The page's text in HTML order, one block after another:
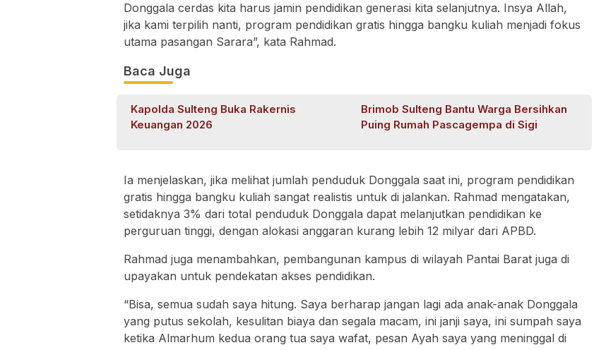
Donggala cerdas kita harus jamin pendidikan generasi kita selanjutnya. Insya Allah,
jika kami terpilih nanti, program pendidikan gratis hingga bangku kuliah menjadi fokus
utama pasangan Sarara”, kata Rahmad.
Baca Juga
Kapolda Sulteng Buka Rakernis
Keuangan 2026
Brimob Sulteng Bantu Warga Bersihkan
Puing Rumah Pascagempa di Sigi
Ia menjelaskan, jika melihat jumlah penduduk Donggala saat ini, program pendidikan
gratis hingga bangku kuliah sangat realistis untuk di jalankan. Rahmad mengatakan,
setidaknya 3% dari total penduduk Donggala dapat melanjutkan pendidikan ke
perguruan tinggi, dengan alokasi anggaran kurang lebih 12 milyar dari APBD.
Rahmad juga menambahkan, pembangunan kampus di wilayah Pantai Barat juga di
upayakan untuk pendekatan akses pendidikan.
“Bisa, semua sudah saya hitung. Saya berharap jangan lagi ada anak-anak Donggala
yang putus sekolah, kesulitan biaya dan segala macam, ini janji saya, ini sumpah saya
ketika Almarhum kedua orang tua saya wafat, pesan Ayah saya yang meninggal di